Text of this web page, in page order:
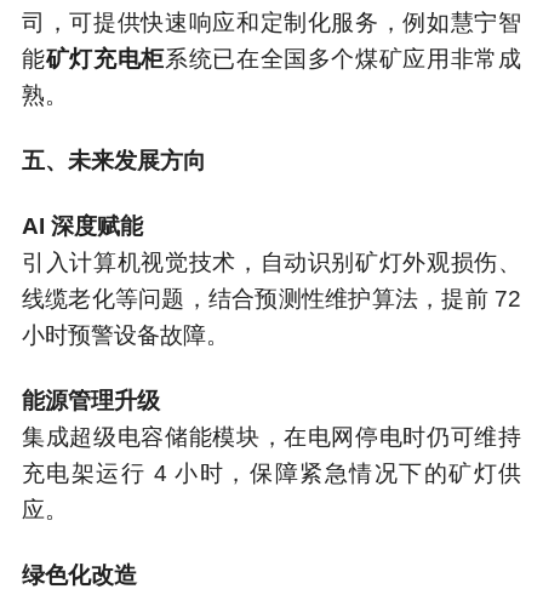
司，可提供快速响应和定制化服务，例如慧宁智
能矿灯充电柜系统已在全国多个煤矿应用非常成
熟。
五、未来发展方向
AI 深度赋能
引入计算机视觉技术，自动识别矿灯外观损伤、
线缆老化等问题，结合预测性维护算法，提前 72
小时预警设备故障。
能源管理升级
集成超级电容储能模块，在电网停电时仍可维持
充电架运行 4 小时，保障紧急情况下的矿灯供
应。
绿色化改造